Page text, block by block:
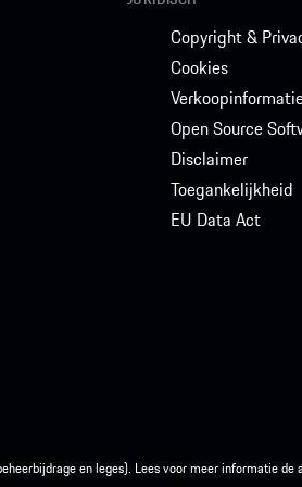
Copyright &
Cookies
Open Source
Disclaimer
Toegankelijkheid
EU Data Act
en leges). Lees voor meer informatie de